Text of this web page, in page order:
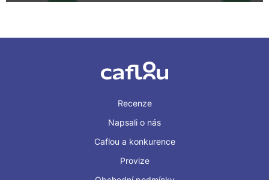
Recenze
Napsali o nás
Caflou a konkurence
Provize